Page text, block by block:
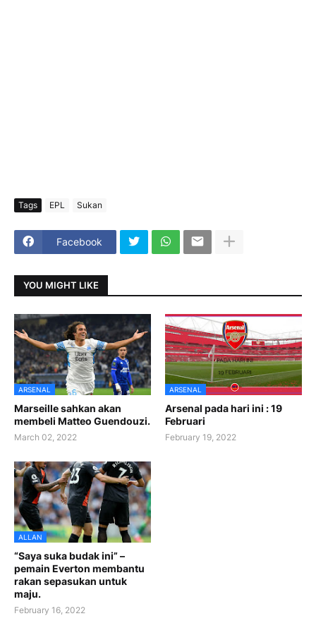
Tags EPL Sukan
Facebook
YOU MIGHT LIKE
ARSENAL
Marseille sahkan akan
membeli Matteo Guendouzi.
March 02, 2022
ARSENAL
Arsenal pada hari ini : 19
Februari
February 19, 2022
ALLAN
“Saya suka budak ini” –
pemain Everton membantu
rakan sepasukan untuk
maju.
February 16, 2022